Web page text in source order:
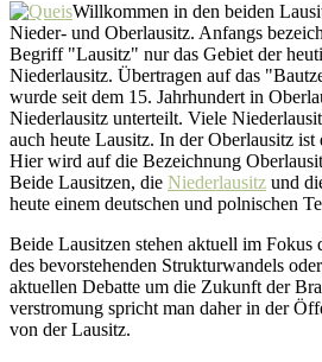
Willkommen in den beiden
Nieder- und Oberlausitz. Anfangs
Begriff "Lausitz" nur das Gebiet der
Niederlausitz. Übertragen auf das
wurde seit dem 15. Jahrhundert in
Niederlausitz unterteilt. Viele
auch heute Lausitz. In der Oberlausitz ist
Hier wird auf die Bezeichnung
Beide Lausitzen, die Niederlausitz und
heute einem deutschen und polnischen
Beide Lausitzen stehen aktuell im
des bevorstehenden Strukturwandels
aktuellen Debatte um die Zukunft der
verstromung spricht man daher in der
von der Lausitz.